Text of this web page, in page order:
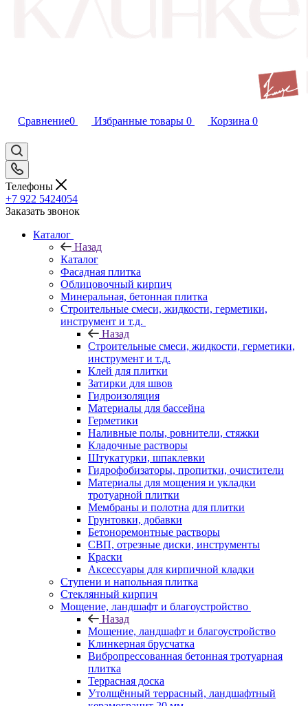
Сравнение0 Избранные товары 0 Корзина 0
Телефоны
+7 922 5424054
Заказать звонок
Каталог
Назад
Каталог
Фасадная плитка
Облицовочный кирпич
Минеральная, бетонная плитка
Строительные смеси, жидкости, герметики,
инструмент и т.д.
Назад
Строительные смеси, жидкости, герметики,
инструмент и т.д.
Клей для плитки
Затирки для швов
Гидроизоляция
Материалы для бассейна
Герметики
Наливные полы, ровнители, стяжки
Кладочные растворы
Штукатурки, шпаклевки
Гидрофобизаторы, пропитки, очистители
Материалы для мощения и укладки
тротуарной плитки
Мембраны и полотна для плитки
Грунтовки, добавки
Бетоноремонтные растворы
СВП, отрезные диски, инструменты
Краски
Аксессуары для кирпичной кладки
Ступени и напольная плитка
Cтеклянный кирпич
Мощение, ландшафт и благоустройство
Назад
Мощение, ландшафт и благоустройство
Клинкерная брусчатка
Вибропрессованная бетонная тротуарная
плитка
Террасная доска
Утолщённый террасный, ландшафтный